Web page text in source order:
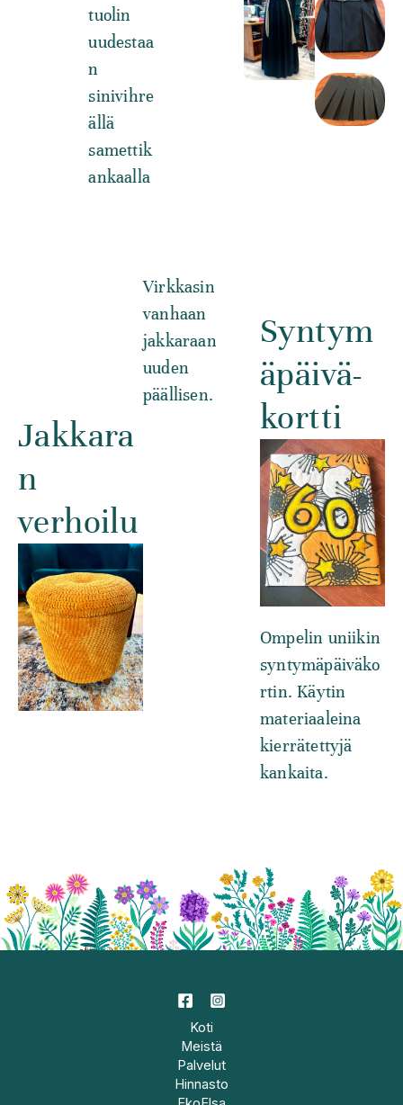
tuolin
uudestaa
n
sinivihre
ällä
samettik
ankaalla
Jakkara
n
verhoilu
Virkkasin
vanhaan
jakkaraan
uuden
päällisen.
Syntym
äpäivä-
kortti
Ompelin uniikin
syntymäpäiväko
rtin. Käytin
materiaaleina
kierrätettyjä
kankaita.
Koti
Meistä
Palvelut
Hinnasto